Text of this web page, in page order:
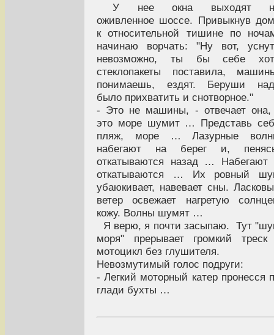
У нее окна выходят
оживленное шоссе. Привыкнув
к относительной тишине по
начинаю ворчать: "Ну вот,
невозможно, ты бы себе
стеклопакеты поставила,
понимаешь, ездят. Беруши
было прихватить и снотворное."
- Это не машины, - отвечает
это море шумит … Представь
пляж, море … Лазурные
набегают на берег и,
откатываются назад … Набегают
откатываются … Их ровный
убаюкивает, навевает сны.
ветер освежает нагретую
кожу. Волны шумят …
Я верю, я почти засыпаю. Тут
моря" прерывает громкий
мотоцикл без глушителя.
Невозмутимый голос подруги:
- Легкий моторный катер пронесся
глади бухты …